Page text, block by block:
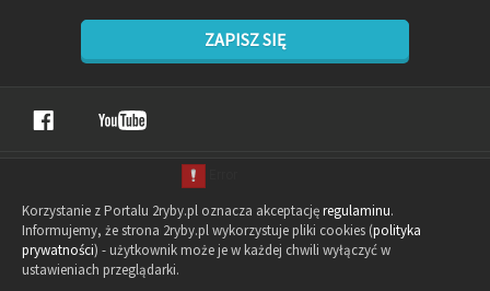
ZAPISZ SIĘ
Korzystanie z Portalu 2ryby.pl oznacza akceptacjęregulaminu.
Informujemy, że strona 2ryby.pl wykorzystuje pliki cookies (polityka
prywatności) - użytkownik może je w każdej chwili wyłączyć w
ustawieniach przeglądarki.